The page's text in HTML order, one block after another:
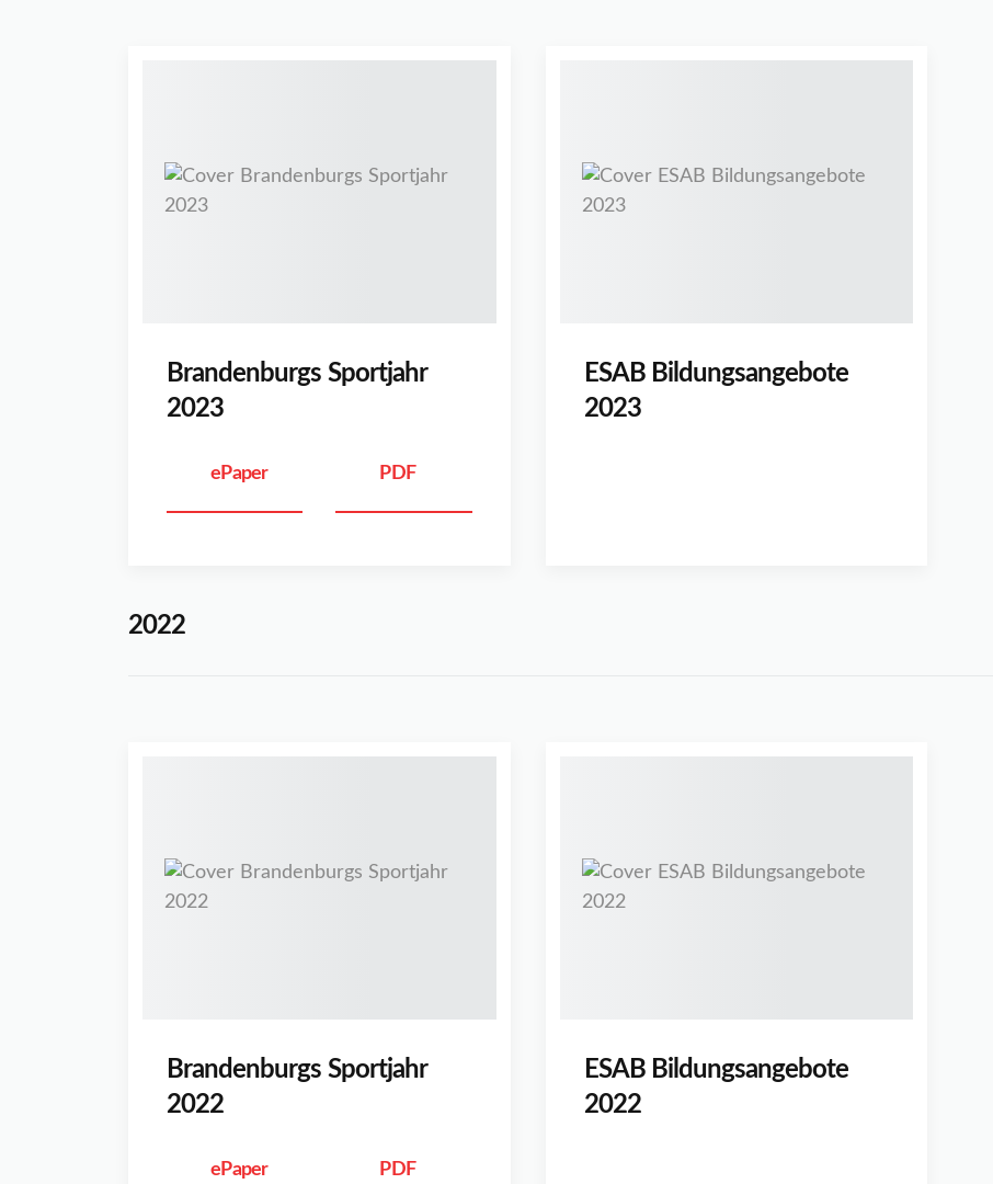
Brandenburgs Sportjahr
2023
ePaper PDF
ESAB Bildungsangebote
2023
2022
Brandenburgs Sportjahr
2022
ePaper PDF
ESAB Bildungsangebote
2022